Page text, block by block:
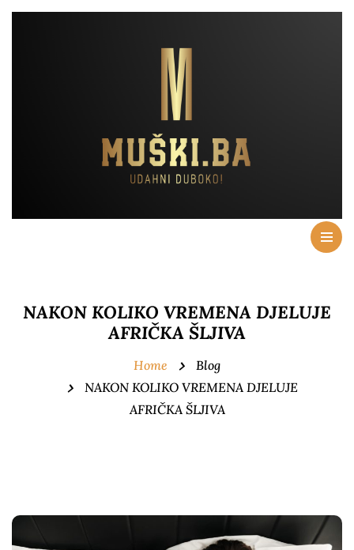
NAKON KOLIKO VREMENA DJELUJE
AFRIČKA ŠLJIVA
Home
Blog
NAKON KOLIKO VREMENA DJELUJE
AFRIČKA ŠLJIVA